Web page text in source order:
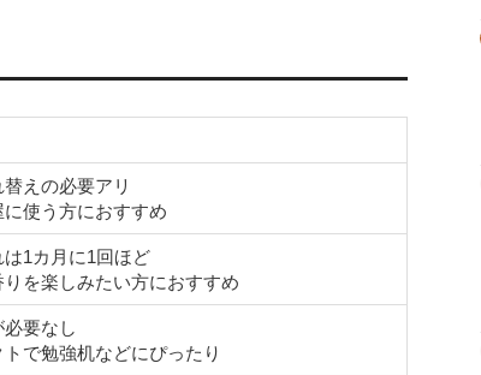
替えの必要アリ
に使う方におすすめ
は1カ月に1回ほど
りを楽しみたい方におすすめ
必要なし
トで勉強机などにぴったり